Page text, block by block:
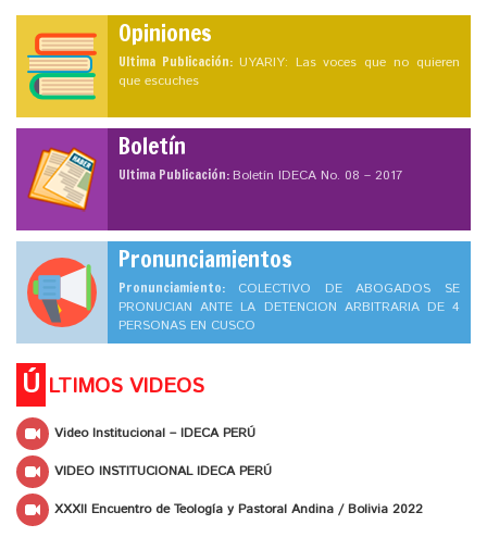
Opiniones
Ultima Publicación: UYARIY: Las voces que no quieren
que escuches
Boletín
Ultima Publicación:Boletín IDECA No. 08 – 2017
Pronunciamientos
Pronunciamiento: COLECTIVO DE ABOGADOS SE
PRONUCIAN ANTE LA DETENCION ARBITRARIA DE 4
PERSONAS EN CUSCO
Ú LTIMOS VIDEOS
Video Institucional – IDECA PERÚ
VIDEO INSTITUCIONAL IDECA PERÚ
XXXII Encuentro de Teología y Pastoral Andina / Bolivia 2022